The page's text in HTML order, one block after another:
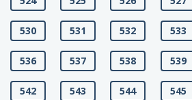
530 531 532 533
536 537 538 539
542 543 544 545